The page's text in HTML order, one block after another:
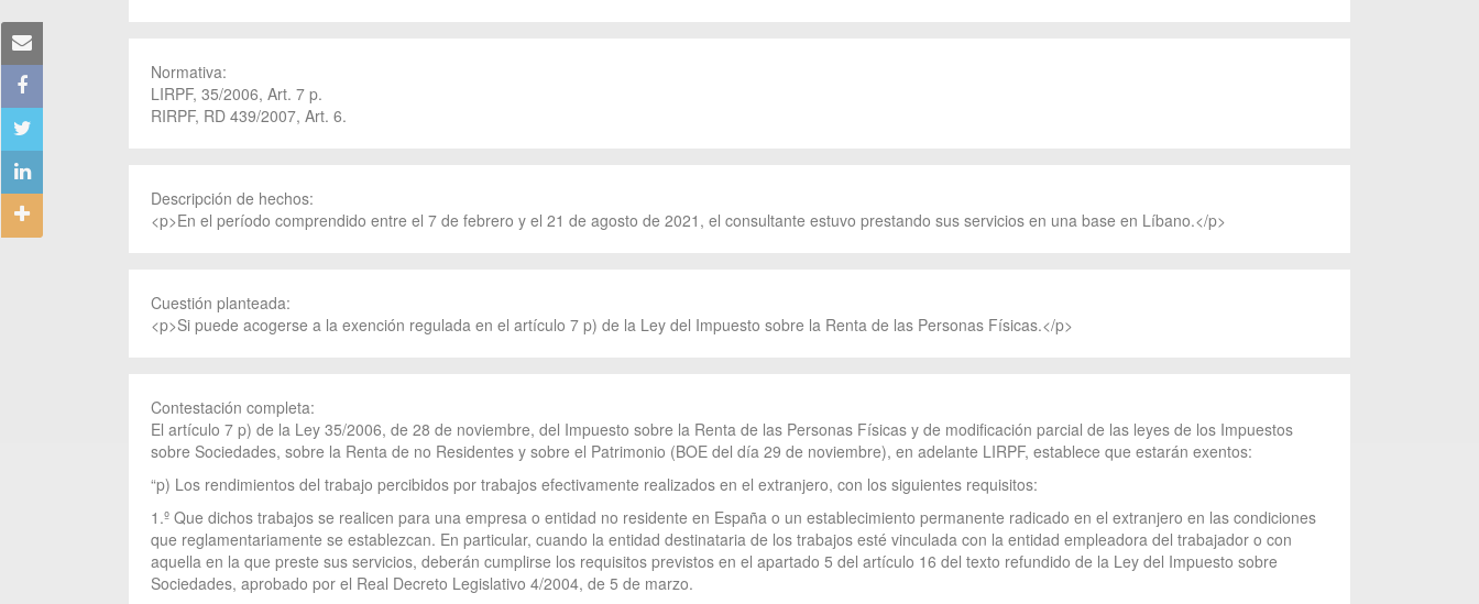
Normativa:
LIRPF, 35/2006, Art. 7 p.
RIRPF, RD 439/2007, Art. 6.
Descripción de hechos:
<p>En el período comprendido entre el 7 de febrero y el 21 de agosto de 2021, el consultante estuvo prestando sus servicios en una base en Líbano.</p>
Cuestión planteada:
<p>Si puede acogerse a la exención regulada en el artículo 7 p) de la Ley del Impuesto sobre la Renta de las Personas Físicas.</p>
Contestación completa:
El artículo 7 p) de la Ley 35/2006, de 28 de noviembre, del Impuesto sobre la Renta de las Personas Físicas y de modificación parcial de las leyes de los Impuestos
sobre Sociedades, sobre la Renta de no Residentes y sobre el Patrimonio (BOE del día 29 de noviembre), en adelante LIRPF, establece que estarán exentos:
“p) Los rendimientos del trabajo percibidos por trabajos efectivamente realizados en el extranjero, con los siguientes requisitos:
1.º Que dichos trabajos se realicen para una empresa o entidad no residente en España o un establecimiento permanente radicado en el extranjero en las condiciones
que reglamentariamente se establezcan. En particular, cuando la entidad destinataria de los trabajos esté vinculada con la entidad empleadora del trabajador o con
aquella en la que preste sus servicios, deberán cumplirse los requisitos previstos en el apartado 5 del artículo 16 del texto refundido de la Ley del Impuesto sobre
Sociedades, aprobado por el Real Decreto Legislativo 4/2004, de 5 de marzo.